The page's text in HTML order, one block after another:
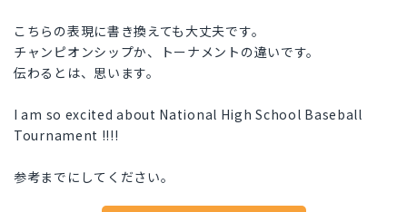
こちらの表現に書き換えても大丈夫です。
チャンピオンシップか、トーナメントの違いです。
伝わるとは、思います。
I am so excited about National High School Baseball
Tournament !!!!
参考までにしてください。